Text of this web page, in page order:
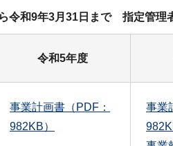
令和9年3月31日まで 指定管
令和5年度
事業計画書（PDF：
982KB）
事業